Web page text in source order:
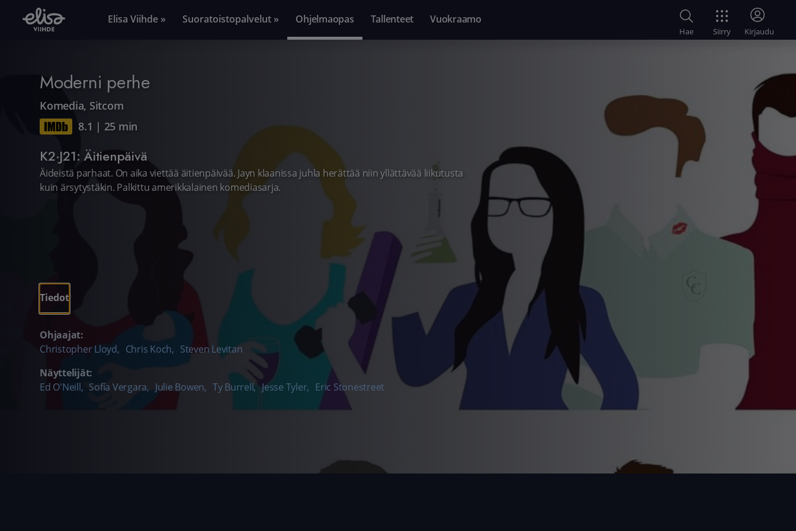
Elisa Viihde » Suoratoistopalvelut » Ohjelmaopas Tallenteet Vuokraamo
Hae Siirry Kirjaudu
Moderni perhe
Komedia, Sitcom
8.1 | 25 min
K2·J21: Äitienpäivä
Äideistä parhaat. On aika viettää äitienpäivää. Jayn klaanissa juhla herättää niin yllättävää liikutusta
kuin ärsytystäkin. Palkittu amerikkalainen komediasarja.
Tiedot
Ohjaajat:
Christopher Lloyd, Chris Koch, Steven Levitan
Näyttelijät:
Ed O'Neill , Sofía Vergara, Julie Bowen, Ty Burrell, Jesse Tyler, Eric Stonestreet